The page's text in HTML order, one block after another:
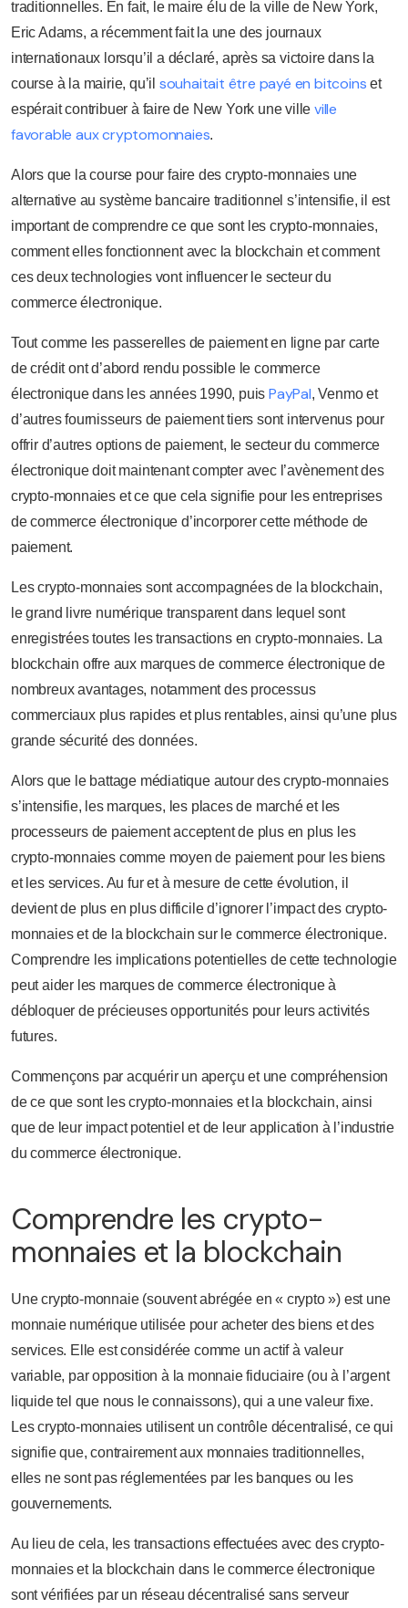
traditionnelles. En fait, le maire élu de la ville de New York,
Eric Adams, a récemment fait la une des journaux
internationaux lorsqu’il a déclaré, après sa victoire dans la
course à la mairie, qu’il souhaitait être payé en bitcoins et
espérait contribuer à faire de New York une ville ville
favorable aux cryptomonnaies.
Alors que la course pour faire des crypto-monnaies une
alternative au système bancaire traditionnel s’intensifie, il est
important de comprendre ce que sont les crypto-monnaies,
comment elles fonctionnent avec la blockchain et comment
ces deux technologies vont influencer le secteur du
commerce électronique.
Tout comme les passerelles de paiement en ligne par carte
de crédit ont d’abord rendu possible le commerce
électronique dans les années 1990, puisPayPal, Venmo et
d’autres fournisseurs de paiement tiers sont intervenus pour
offrir d’autres options de paiement, le secteur du commerce
électronique doit maintenant compter avec l’avènement des
crypto-monnaies et ce que cela signifie pour les entreprises
de commerce électronique d’incorporer cette méthode de
paiement.
Les crypto-monnaies sont accompagnées de la blockchain,
le grand livre numérique transparent dans lequel sont
enregistrées toutes les transactions en crypto-monnaies. La
blockchain offre aux marques de commerce électronique de
nombreux avantages, notamment des processus
commerciaux plus rapides et plus rentables, ainsi qu’une plus
grande sécurité des données.
Alors que le battage médiatique autour des crypto-monnaies
s’intensifie, les marques, les places de marché et les
processeurs de paiement acceptent de plus en plus les
crypto-monnaies comme moyen de paiement pour les biens
et les services. Au fur et à mesure de cette évolution, il
devient de plus en plus difficile d’ignorer l’impact des crypto-
monnaies et de la blockchain sur le commerce électronique.
Comprendre les implications potentielles de cette technologie
peut aider les marques de commerce électronique à
débloquer de précieuses opportunités pour leurs activités
futures.
Commençons par acquérir un aperçu et une compréhension
de ce que sont les crypto-monnaies et la blockchain, ainsi
que de leur impact potentiel et de leur application à l’industrie
du commerce électronique.
Comprendre les crypto-
monnaies et la blockchain
Une crypto-monnaie (souvent abrégée en « crypto ») est une
monnaie numérique utilisée pour acheter des biens et des
services. Elle est considérée comme un actif à valeur
variable, par opposition à la monnaie fiduciaire (ou à l’argent
liquide tel que nous le connaissons), qui a une valeur fixe.
Les crypto-monnaies utilisent un contrôle décentralisé, ce qui
signifie que, contrairement aux monnaies traditionnelles,
elles ne sont pas réglementées par les banques ou les
gouvernements.
Au lieu de cela, les transactions effectuées avec des crypto-
monnaies et la blockchain dans le commerce électronique
sont vérifiées par un réseau décentralisé sans serveur